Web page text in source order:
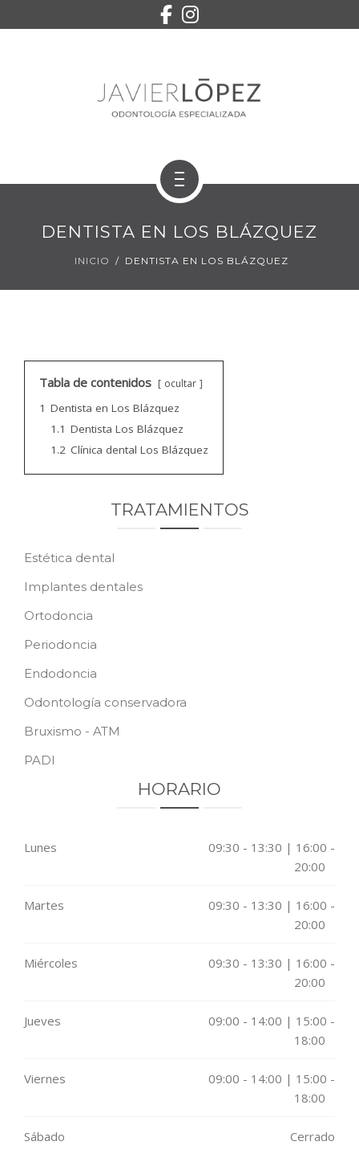
CONTACTO
DENTISTA EN LOS BLÁZQUEZ
INICIO DENTISTA EN LOS BLÁZQUEZ
Tabla de contenidos ocultar
1 Dentista en Los Blázquez
1.1 Dentista Los Blázquez
1.2 Clínica dental Los Blázquez
TRATAMIENTOS
Estética dental
Implantes dentales
Ortodoncia
Periodoncia
Endodoncia
Odontología conservadora
Bruxismo - ATM
PADI
HORARIO
Lunes
09:30 - 13:30 | 16:00 -
20:00
Martes
09:30 - 13:30 | 16:00 -
20:00
Miércoles
09:30 - 13:30 | 16:00 -
20:00
Jueves
09:00 - 14:00 | 15:00 -
18:00
Viernes
09:00 - 14:00 | 15:00 -
18:00
Sábado Cerrado